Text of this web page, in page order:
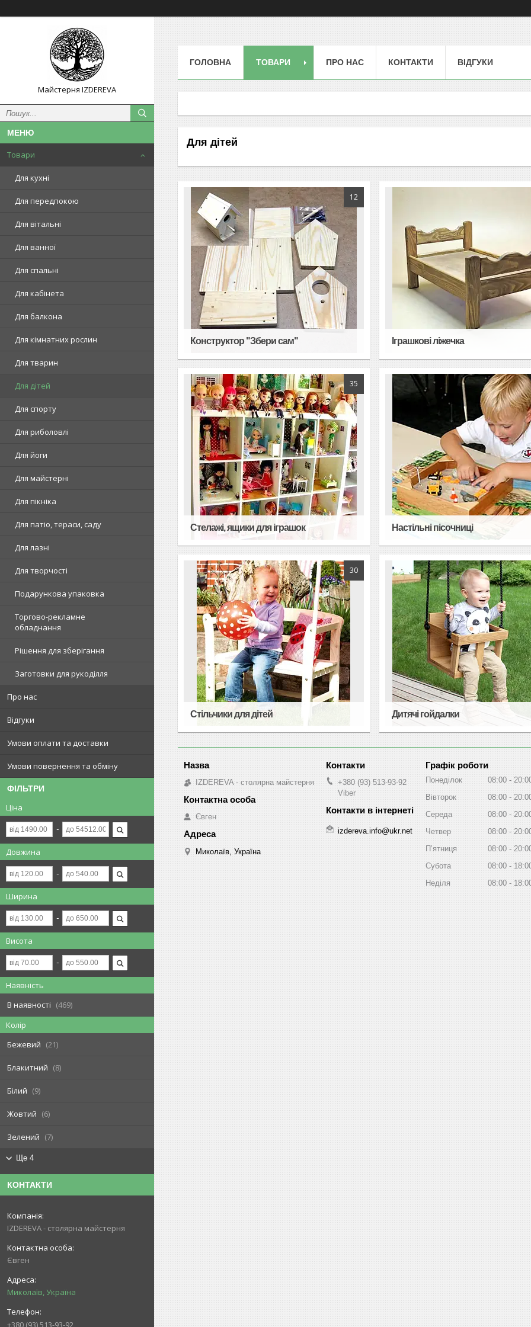
Майстерня IZDEREVA
Товари
Для кухні
Для передпокою
Для вітальні
Для ванної
Для спальні
Для кабінета
Для балкона
Для кімнатних рослин
Для тварин
Для дітей
Для спорту
Для риболовлі
Для йоги
Для майстерні
Для пікніка
Для патіо, тераси, саду
Для лазні
Для творчості
Подарункова упаковка
Торгово-рекламне
обладнання
Рішення для зберігання
Заготовки для рукоділля
Про нас
Відгуки
Умови оплати та доставки
Умови повернення та обміну
ФІЛЬТРИ
Ціна
Довжина
Ширина
Висота
Наявність
В наявності
469
Колір
Бежевий
21
Блакитний 8
Білий 9
Жовтий 6
Зелений 7
Ще 4
КОНТАКТИ
IZDEREVA - столярна майстерня
Євген
Миколаїв, Україна
+380 (93) 513-93-92
ГОЛОВНА ТОВАРИ ПРО НАС КОНТАКТИ ВІДГУКИ
Для дітей
12
Конструктор "Збери сам" Іграшкові ліжечка
35
Стелажі, ящики для іграшок Настільні пісочниці
30
Стільчики для дітей Дитячі гойдалки
IZDEREVA - столярна майстерня
Євген
Миколаїв, Україна
+380 (93) 513-93-92
Viber
izdereva.info@ukr.net
Графік роботи
Понеділок 08:00
Вівторок
08:00
Середа
08:00
Четвер
08:00
Пʼятниця
08:00
Субота
08:00
Неділя
08:00